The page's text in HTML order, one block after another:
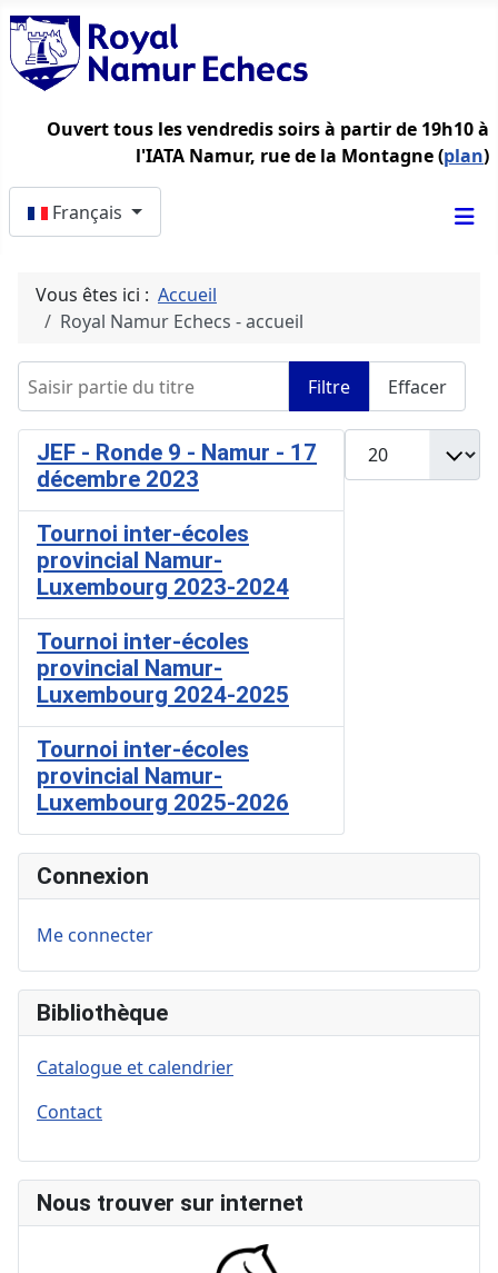
Ouvert tous les vendredis soirs à partir de 19h10 à
l'IATA Namur, rue de la Montagne (plan)
Français
Vous êtes ici : Accueil
Royal Namur Echecs - accueil
Filtre Effacer
JEF - Ronde 9 - Namur - 17
décembre 2023
Tournoi inter-écoles
provincial Namur-
Luxembourg 2023-2024
Tournoi inter-écoles
provincial Namur-
Luxembourg 2024-2025
Tournoi inter-écoles
provincial Namur-
Luxembourg 2025-2026
Connexion
Me connecter
Bibliothèque
Catalogue et calendrier
Contact
Nous trouver sur internet